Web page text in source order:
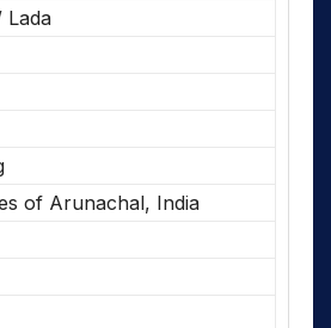
Lada
of Arunachal, India